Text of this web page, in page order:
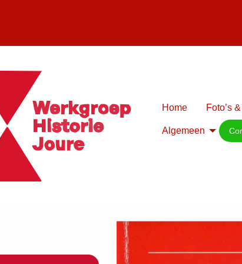
Home Foto’s
Algemeen